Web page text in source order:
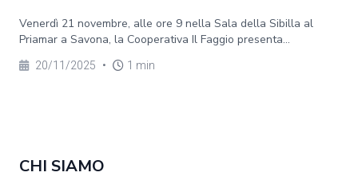
Venerdì 21 novembre, alle ore 9 nella Sala della Sibilla al
Priamar a Savona, la Cooperativa Il Faggio presenta...
20/11/2025 • 1 min
CHI SIAMO